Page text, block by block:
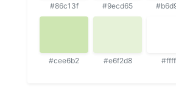
#86c13f #9ecd65
#cee6b2 #e6f2d8